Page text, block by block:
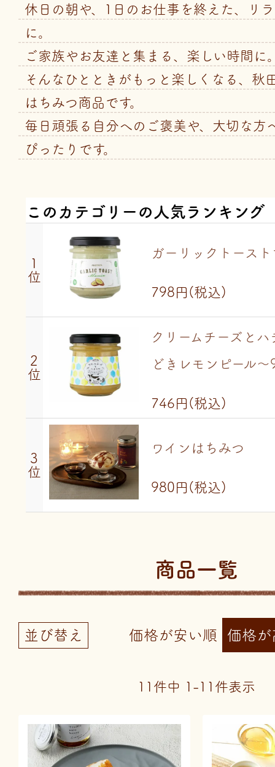
休日の朝や、1日のお仕事を終えた、リ
に。
ご家族やお友達と集まる、楽しい時間に
そんなひとときがもっと楽しくなる、秋
はちみつ商品です。
毎日頑張る自分へのご褒美や、大切な方
ぴったりです。
このカテゴリーの人気ランキング
1
位
ガーリックトース
798円 (税込)
2
位
クリームチーズと
どきレモンピール～
746円 (税込)
3
位
ワインはちみつ
980円 (税込)
商品一覧
並び替え 価格が安い順 価格
11 件中 1 -11 件表示